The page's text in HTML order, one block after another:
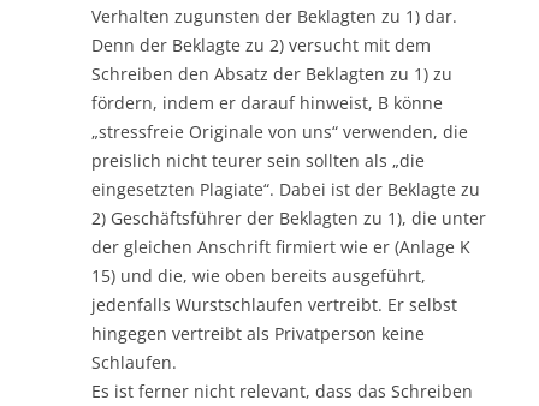
Verhalten zugunsten der Beklagten zu 1) dar.
Denn der Beklagte zu 2) versucht mit dem
Schreiben den Absatz der Beklagten zu 1) zu
fördern, indem er darauf hinweist, B könne
„stressfreie Originale von uns“ verwenden, die
preislich nicht teurer sein sollten als „die
eingesetzten Plagiate“. Dabei ist der Beklagte zu
2) Geschäftsführer der Beklagten zu 1), die unter
der gleichen Anschrift firmiert wie er (Anlage K
15) und die, wie oben bereits ausgeführt,
jedenfalls Wurstschlaufen vertreibt. Er selbst
hingegen vertreibt als Privatperson keine
Schlaufen.
Es ist ferner nicht relevant, dass das Schreiben